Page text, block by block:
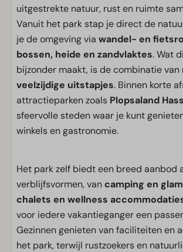
uitgestrekte natuur, rust en ruimte
Vanuit het park stap je direct de
je de omgeving via wandel- en
bossen, heide en zandvlaktes. Wat
bijzonder maakt, is de combinatie van
veelzijdige uitstapjes. Binnen korte
attractieparken zoals Plopsaland
sfeervolle steden waar je kunt
winkels en gastronomie.
Het park zelf biedt een breed aanbod
verblijfsvormen, vancamping en
chalets en wellness
voor iedere vakantieganger een
Gezinnen genieten van faciliteiten en
het park, terwijl rustzoekers en